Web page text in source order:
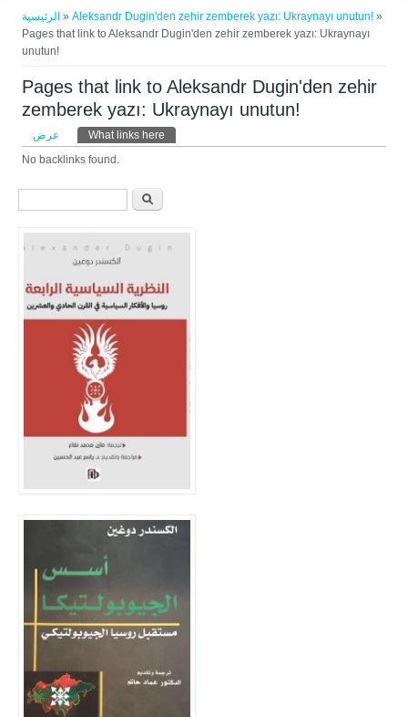
الرئيسية »Aleksandr Dugin'den zehir zemberek yazı: Ukraynayı unutun! »
Pages that link to Aleksandr Dugin'den zehir zemberek yazı: Ukraynayı
unutun!
Pages that link to Aleksandr Dugin'den zehir
zemberek yazı: Ukraynayı unutun!
التبويبات الأساسية
عرض What links here
No backlinks found.
استمارة البحث